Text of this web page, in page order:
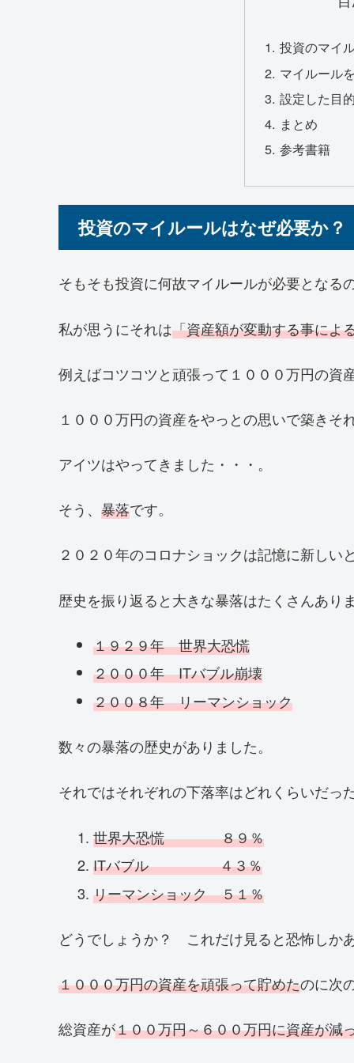
投資のマイ
マイルール
設定した目
まとめ
参考書籍
投資のマイルールはなぜ必要か？
そもそも投資に何故マイルールが必要となる
私が思うにそれは「資産額が変動する事によ
例えばコツコツと頑張って１０００万円の資
１０００万円の資産をやっとの思いで築きそ
アイツはやってきました・・・。
そう、 暴落です。
２０２０年のコロナショックは記憶に新しい
歴史を振り返ると大きな暴落はたくさんあり
１９２９年 世界大恐慌
２０００年 ITバブル崩壊
２００８年 リーマンショック
数々の暴落の歴史がありました。
それではそれぞれの下落率はどれくらいだっ
世界大恐慌 ８９％
ITバブル ４３％
リーマンショック ５１％
どうでしょうか？ これだけ見ると恐怖しか
１０００万円の資産を頑張って貯めたのに次
総資産が１００万円～６００万円に資産が減